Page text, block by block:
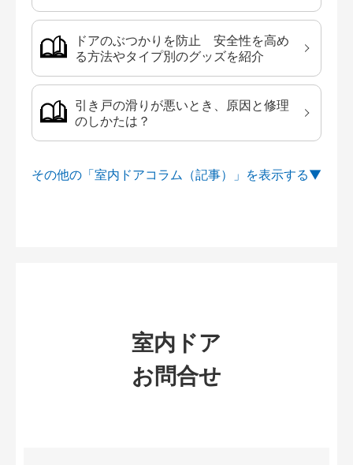
ドアのぶつかりを防止 安全性を高め
る方法やタイプ別のグッズを紹介
引き戸の滑りが悪いとき、原因と修理
のしかたは？
その他の「室内ドアコラム（記事）」を
室内ドア
お問合せ